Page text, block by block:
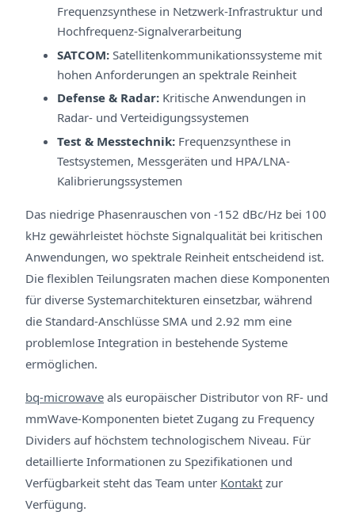
Frequenzsynthese in Netzwerk-Infrastruktur und
Hochfrequenz-Signalverarbeitung
SATCOM: Satellitenkommunikationssysteme mit
hohen Anforderungen an spektrale Reinheit
Defense & Radar: Kritische Anwendungen in
Radar- und Verteidigungssystemen
Test & Messtechnik: Frequenzsynthese in
Testsystemen, Messgeräten und HPA/LNA-
Kalibrierungssystemen
Das niedrige Phasenrauschen von -152 dBc/Hz bei 100
kHz gewährleistet höchste Signalqualität bei kritischen
Anwendungen, wo spektrale Reinheit entscheidend ist.
Die flexiblen Teilungsraten machen diese Komponenten
für diverse Systemarchitekturen einsetzbar, während
die Standard-Anschlüsse SMA und 2.92 mm eine
problemlose Integration in bestehende Systeme
ermöglichen.
bq-microwave als europäischer Distributor von RF- und
mmWave-Komponenten bietet Zugang zu Frequency
Dividers auf höchstem technologischem Niveau. Für
detaillierte Informationen zu Spezifikationen und
Verfügbarkeit steht das Team unter Kontakt zur
Verfügung.